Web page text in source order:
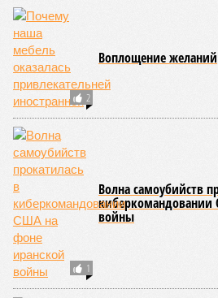
2
Воплощение желаний
1
Волна самоубийств
киберкомандовании
войны